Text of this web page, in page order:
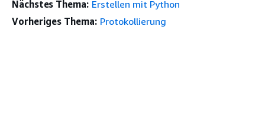
Nächstes Thema: Erstellen mit Python
Vorheriges Thema: Protokollierung